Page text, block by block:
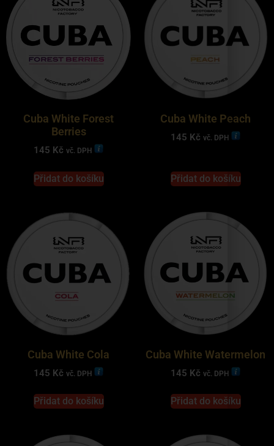
Cuba White Forest
Berries
145 Kč vč. DPH
Přidat do košíku
Cuba White Peach
145 Kč vč. DPH
Přidat do košíku
Cuba White Cola
145 Kč vč. DPH
Přidat do košíku
Cuba White Watermelon
145 Kč vč. DPH
Přidat do košíku